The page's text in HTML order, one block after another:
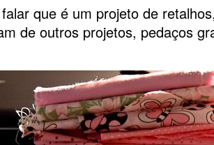
que é um projeto de
de outros projetos, pedaços